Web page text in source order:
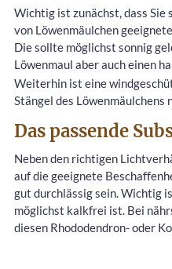
Wichtig ist zunächst, dass Sie
von Löwenmäulchen
Die sollte möglichst sonnig
Löwenmaul aber auch einen
Weiterhin ist eine
Stängel des Löwenmäulchens
Das passende
Neben den richtigen
auf die geeignete
gut durchlässig sein. Wichtig
möglichst kalkfrei ist. Bei
diesen Rhododendron- oder